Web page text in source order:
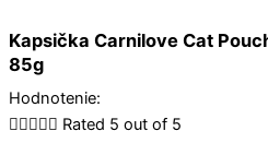
Kapsička Carnilove Cat
85g
Hodnotenie:
 Rated 5 out of 5